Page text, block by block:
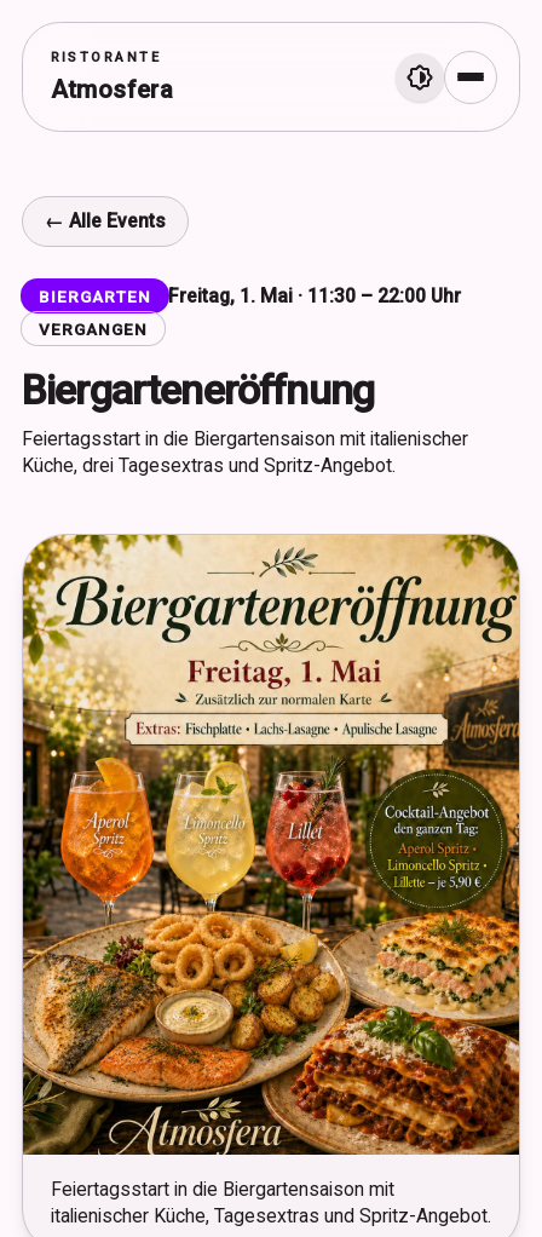
RISTORANTE
Atmosfera Menü
← Alle Events
BIERGARTEN Freitag, 1. Mai · 11:30 – 22:00 Uhr
VERGANGEN
Biergarteneröffnung
Feiertagsstart in die Biergartensaison mit italienischer
Küche, drei Tagesextras und Spritz-Angebot.
Feiertagsstart in die Biergartensaison mit
italienischer Küche, Tagesextras und Spritz-Angebot.